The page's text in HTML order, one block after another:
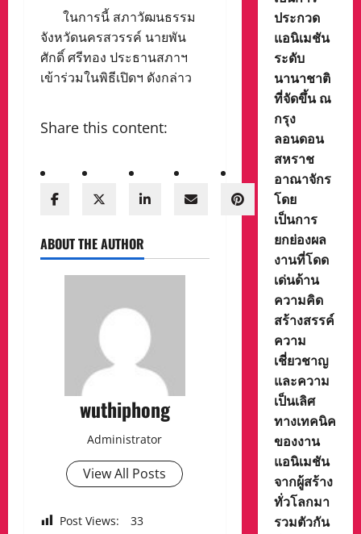
ในการนี้ สภาวัฒนธรรม
จังหวัดนครสวรรค์ นายพัน
ศักดิ์ ศรีทอง ประธานสภาฯ
เข้าร่วมในพิธีเปิดฯ ดังกล่าว
Share this content:
ABOUT THE AUTHOR
wuthiphong
Administrator
View All Posts
Post Views: 33
ประกวด
แอนิเมชัน
ระดับ
นานาชาติ
ที่จัดขึ้น ณ
กรุง
ลอนดอน
สหราช
อาณาจักร
โดย
เป็นการ
ยกย่องผล
งานที่โดด
เด่นด้าน
ความคิด
สร้างสรรค์
ความ
เชี่ยวชาญ
และความ
เป็นเลิศ
ทางเทคนิค
ของงาน
แอนิเมชัน
จากผู้สร้าง
ทั่วโลกมา
รวมตัวกัน